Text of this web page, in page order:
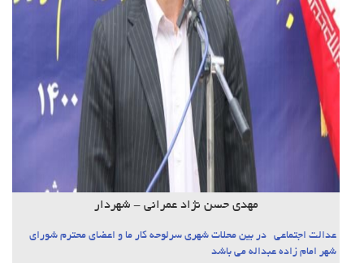
مهدی حسن نژاد عمرانی - شهردار
عدالت اجتماعی در بین محلات شهری سرلوحه کار ما و اعضای محترم شورای
شهر امام زاده عبداله می باشد